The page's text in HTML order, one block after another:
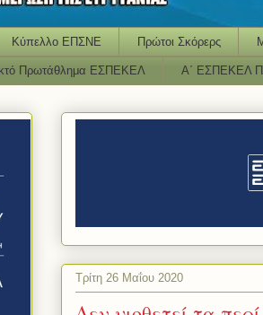
Κύπελλο ΕΠΣΝΕ Πρώτοι Σκόρερς
Πρωτάθλημα ΕΣΠΕΚΕΛ Α΄ ΕΣΠΕΚΕΛ
Τρίτη 26 Μαΐου 2020